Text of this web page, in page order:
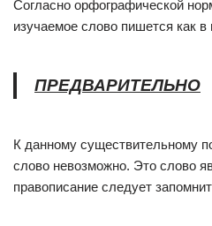
Согласно орфографической
изучаемое слово пишется как в
ПРЕДВАРИТЕЛЬНО
К данному существительному
слово невозможно. Это слово
правописание следует